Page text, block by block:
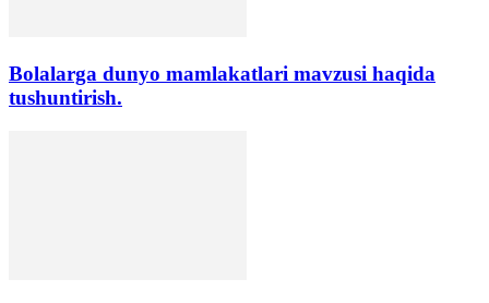
Bolalarga dunyo mamlakatlari mavzusi haqida
tushuntirish.